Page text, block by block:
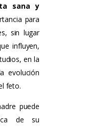
sana y
para
sin lugar
influyen,
en la
evolución
feto.
puede
de su